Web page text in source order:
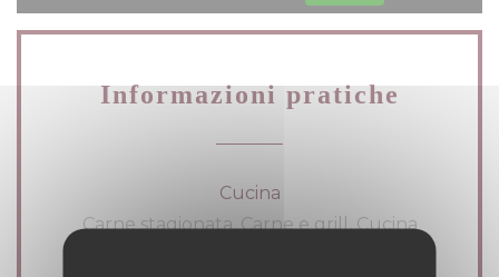
Informazioni pratiche
Cucina
Carne stagionata, Carne e grill, Cucina